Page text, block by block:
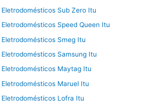
Sub Zero Itu
Speed Queen Itu
Smeg Itu
Samsung Itu
Maytag Itu
Maruel Itu
Lofra Itu